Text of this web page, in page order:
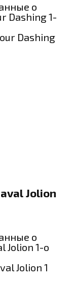
о
Dashing 1-
Dashing
Jolion
о
Jolion 1-о
Jolion 1